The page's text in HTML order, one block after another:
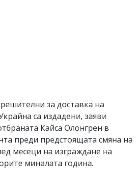
за доставка на
са издадени, заяви
Кайса Олонгрен в
преди предстоящата смяна на
месеци на изграждане на
миналата година.